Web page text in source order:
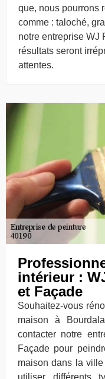
que, nous pourrons
comme : taloché,
notre entreprise WJ
résultats seront
attentes.
intérieur :
et Façade
Souhaitez-vous
maison à
contacter notre
Façade pour
maison dans la
utiliser différents